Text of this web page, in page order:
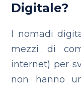
Digitale?
I nomadi
mezzi di
internet) per
non hanno